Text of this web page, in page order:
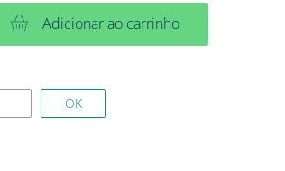
Adicionar ao carrinho